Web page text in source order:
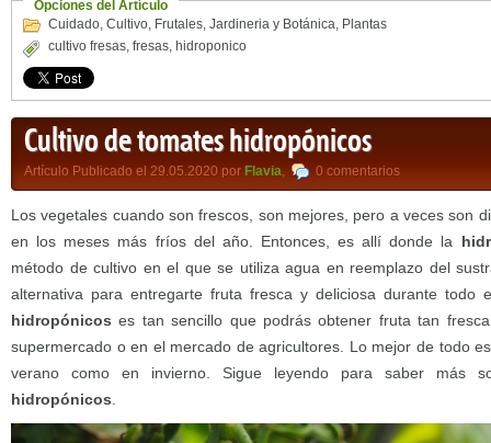
Opciones del Artículo
Cuidado, Cultivo, Frutales, Jardineria y Botánica, Plantas
cultivo fresas, fresas, hidroponico
Cultivo de tomates hidropónicos
Artículo Publicado el 29.05.2020 por Flavia, 0 comentarios
Los vegetales cuando son frescos, son mejores, pero a veces son
en los meses más fríos del año. Entonces, es allí donde la
método de cultivo en el que se utiliza agua en reemplazo del
alternativa para entregarte fruta fresca y deliciosa durante todo
hidropónicos es tan sencillo que podrás obtener fruta tan
supermercado o en el mercado de agricultores. Lo mejor de todo
verano como en invierno. Sigue leyendo para saber más
hidropónicos